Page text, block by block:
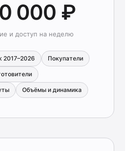
000 ₽
и доступ на неделю
2017–2026 Покупатели
Объёмы и динамика